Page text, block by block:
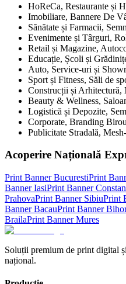
HoReCa, Restaurante și
Imobiliare, Bannere De
Sănătate și Farmacii,
Evenimente și Târguri,
Retail și Magazine,
Educație, Școli și
Auto, Service-uri și
Sport și Fitness, Săli de
Construcții și Arhitectură,
Beauty & Wellness,
Logistică și Depozite,
Corporate, Branding
Publicitate Stradală,
Acoperire Națională
Print BannerBucurestiPrint
BannerIasiPrint Banner
PrahovaPrint Banner SibiuPrint
BannerBacauPrint Banner
BrailaPrint BannerMures
Soluții premium de print digital
național.